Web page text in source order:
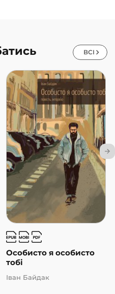
ВСІ
Особисто я особисто
тобі
Іван Байдак